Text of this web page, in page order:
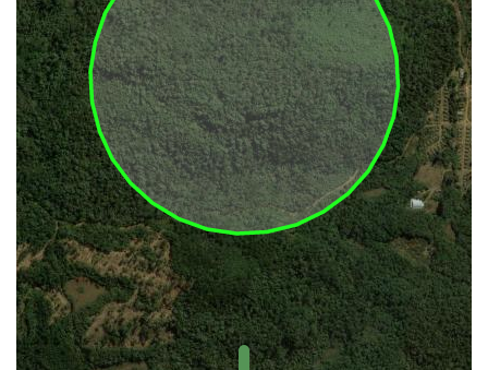
UC Estaduais
UC
Municipais
Hidrografia
1:1.000.000
(ANA)
Biomas
(IBGE)
Vegetação
(IBGE)
Rodovias
(IBGE)
Relevo